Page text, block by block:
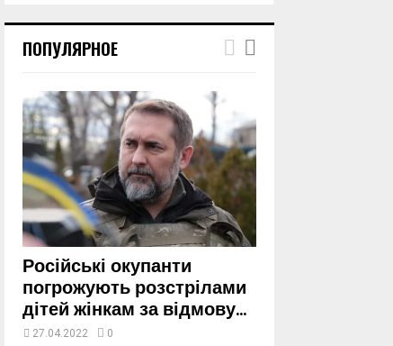
u
m
a
y
o
u
u
b
e
ПОПУЛЯРНОЕ
Російські окупанти
погрожують розстрілами
дітей жінкам за відмову...
27.04.2022 0